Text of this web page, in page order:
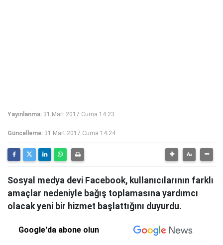
Yayınlanma: 31 Mart 2017 Cuma 14:23
Güncelleme: 31 Mart 2017 Cuma 14:24
Sosyal medya devi Facebook, kullanıcılarının farklı
amaçlar nedeniyle bağış toplamasına yardımcı
olacak yeni bir hizmet başlattığını duyurdu.
Google'da abone olun